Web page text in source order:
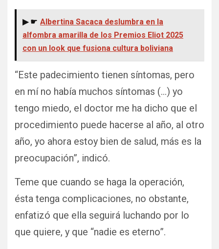
▶ ☛ Albertina Sacaca deslumbra en la
alfombra amarilla de los Premios Eliot 2025
con un look que fusiona cultura boliviana
“Este padecimiento tienen síntomas, pero
en mí no había muchos síntomas (…) yo
tengo miedo, el doctor me ha dicho que el
procedimiento puede hacerse al año, al otro
año, yo ahora estoy bien de salud, más es la
preocupación”, indicó.
Teme que cuando se haga la operación,
ésta tenga complicaciones, no obstante,
enfatizó que ella seguirá luchando por lo
que quiere, y que “nadie es eterno”.